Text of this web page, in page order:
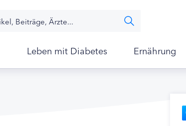
Leben mit Diabetes Ernährung